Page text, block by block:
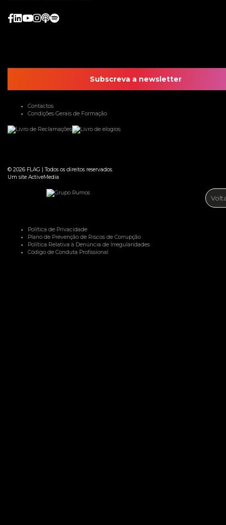
Subscreva a newsletter
Contactos
Condições Gerais de Formação
© 2026 FLAG |Todos os direitos reservados.
Um site ActiveMedia
Política de Privacidade
Plano de Prevenção de Riscos de Corrupção
Política Relativa à Denúncia de Irregularidades
Código de Conduta Profissional